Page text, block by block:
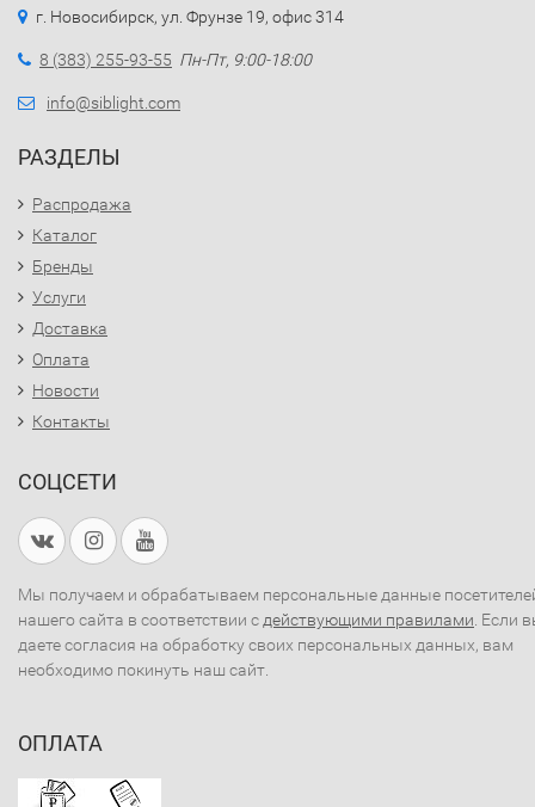
г. Новосибирск, ул. Фрунзе 19, офис 314
8 (383) 255-93-55 Пн-Пт, 9:00-18:00
info@siblight.com
РАЗДЕЛЫ
Распродажа
Каталог
Бренды
Услуги
Доставка
Оплата
Новости
Контакты
СОЦСЕТИ
Мы получаем и обрабатываем персональные данные
нашего сайта в соответствии с действующими правилами . Если
даете согласия на обработку своих персональных данных, вам
необходимо покинуть наш сайт.
ОПЛАТА